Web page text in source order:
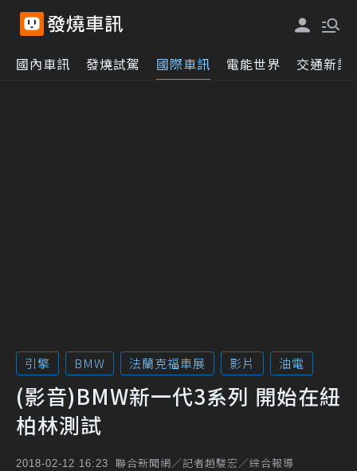
國內車訊 發燒試駕 國際車訊 電能世界 交通新訊
引擎 BMW 法蘭克福車展 影片 油電
(影音)BMW新一代3系列 開始在紐
柏林測試
2018-02-12 16:23 聯合新聞網／記者趙駿宏／綜合報導